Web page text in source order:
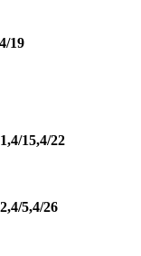
19
15,4/22
5,4/26